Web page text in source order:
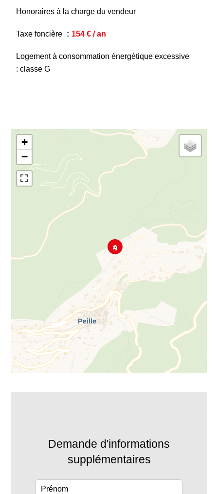
Honoraires à la charge du vendeur
Taxe foncière 154 € / an
Logement à consommation énergétique excessive
: classe G
+
−
Demande d'informations
supplémentaires